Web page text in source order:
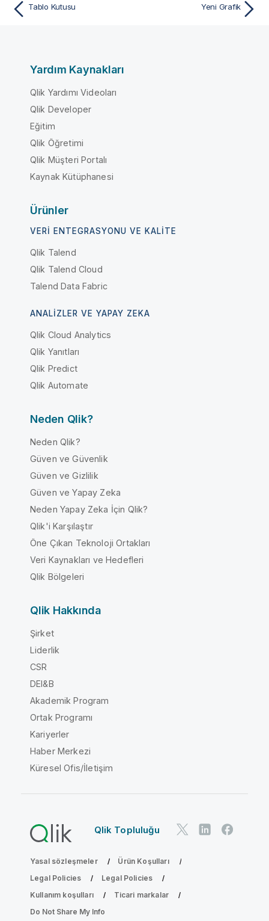
Tablo Kutusu Yeni Grafik
Yardım Kaynakları
Qlik Yardımı Videoları
Qlik Developer
Eğitim
Qlik Öğretimi
Qlik Müşteri Portalı
Kaynak Kütüphanesi
Ürünler
VERI ENTEGRASYONU VE KALITE
Qlik Talend
Qlik Talend Cloud
Talend Data Fabric
ANALIZLER VE YAPAY ZEKA
Qlik Cloud Analytics
Qlik Yanıtları
Qlik Predict
Qlik Automate
Neden Qlik?
Neden Qlik?
Güven ve Güvenlik
Güven ve Gizlilik
Güven ve Yapay Zeka
Neden Yapay Zeka İçin Qlik?
Qlik'i Karşılaştır
Öne Çıkan Teknoloji Ortakları
Veri Kaynakları ve Hedefleri
Qlik Bölgeleri
Qlik Hakkında
Şirket
Liderlik
CSR
DEI&B
Akademik Program
Ortak Programı
Kariyerler
Haber Merkezi
Küresel Ofis/İletişim
Qlik Topluluğu
Yasal sözleşmeler
Ürün Koşulları
Legal Policies
Legal Policies
Kullanım koşulları
Ticari markalar
Do Not Share My Info